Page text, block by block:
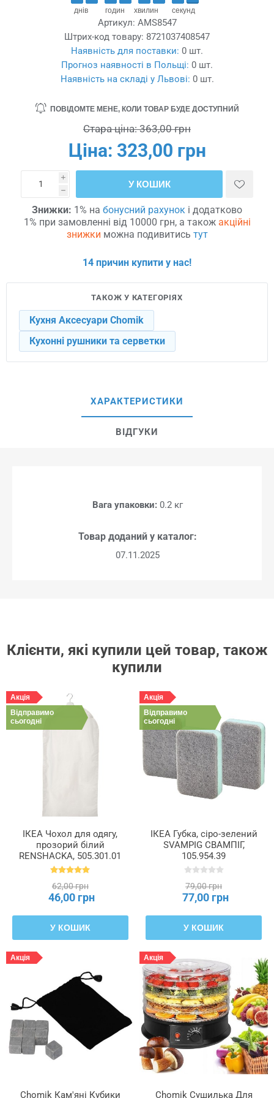
днів годин хвилин секунд
Артикул: AMS8547
Штрих-код товару: 8721037408547
Наявність для поставки: 0 шт.
Прогноз наявності в Польщі: 0 шт.
Наявність на складі у Львові: 0 шт.
ПОВІДОМТЕ МЕНЕ, КОЛИ ТОВАР БУДЕ ДОСТУПНИЙ
Стара ціна: 363,00 грн
Ціна: 323,00 грн
i
h
У КОШИК
Знижки: 1% на бонусний рахунок і додатково
1% при замовленні від 10000 грн, а також акційні
знижки можна подивитись тут
14 причин купити у нас!
ТАКОЖ У КАТЕГОРІЯХ
Кухня Аксесуари Chomik
Кухонні рушники та серветки
ХАРАКТЕРИСТИКИ
ВІДГУКИ
Вага упаковки: 0.2 кг
Товар доданий у каталог:
07.11.2025
Клієнти, які купили цей товар, також
купили
Акція
Відправимо
сьогодні
ІКЕА Чохол для одягу,
прозорий білий
RENSHACKA, 505.301.01
62,00 грн
46,00 грн
У КОШИК
Акція
Відправимо
сьогодні
ІКЕА Губка, сіро-зелений
SVAMPIG СВАМПІГ,
105.954.39
79,00 грн
77,00 грн
У КОШИК
Акція
Chomik Кам'яні Кубики
Акція
Chomik Сушилька Для